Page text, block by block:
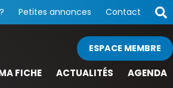
Petites annonces Contact
ESPACE MEMBRE
FICHE ACTUALITÉS AGENDA